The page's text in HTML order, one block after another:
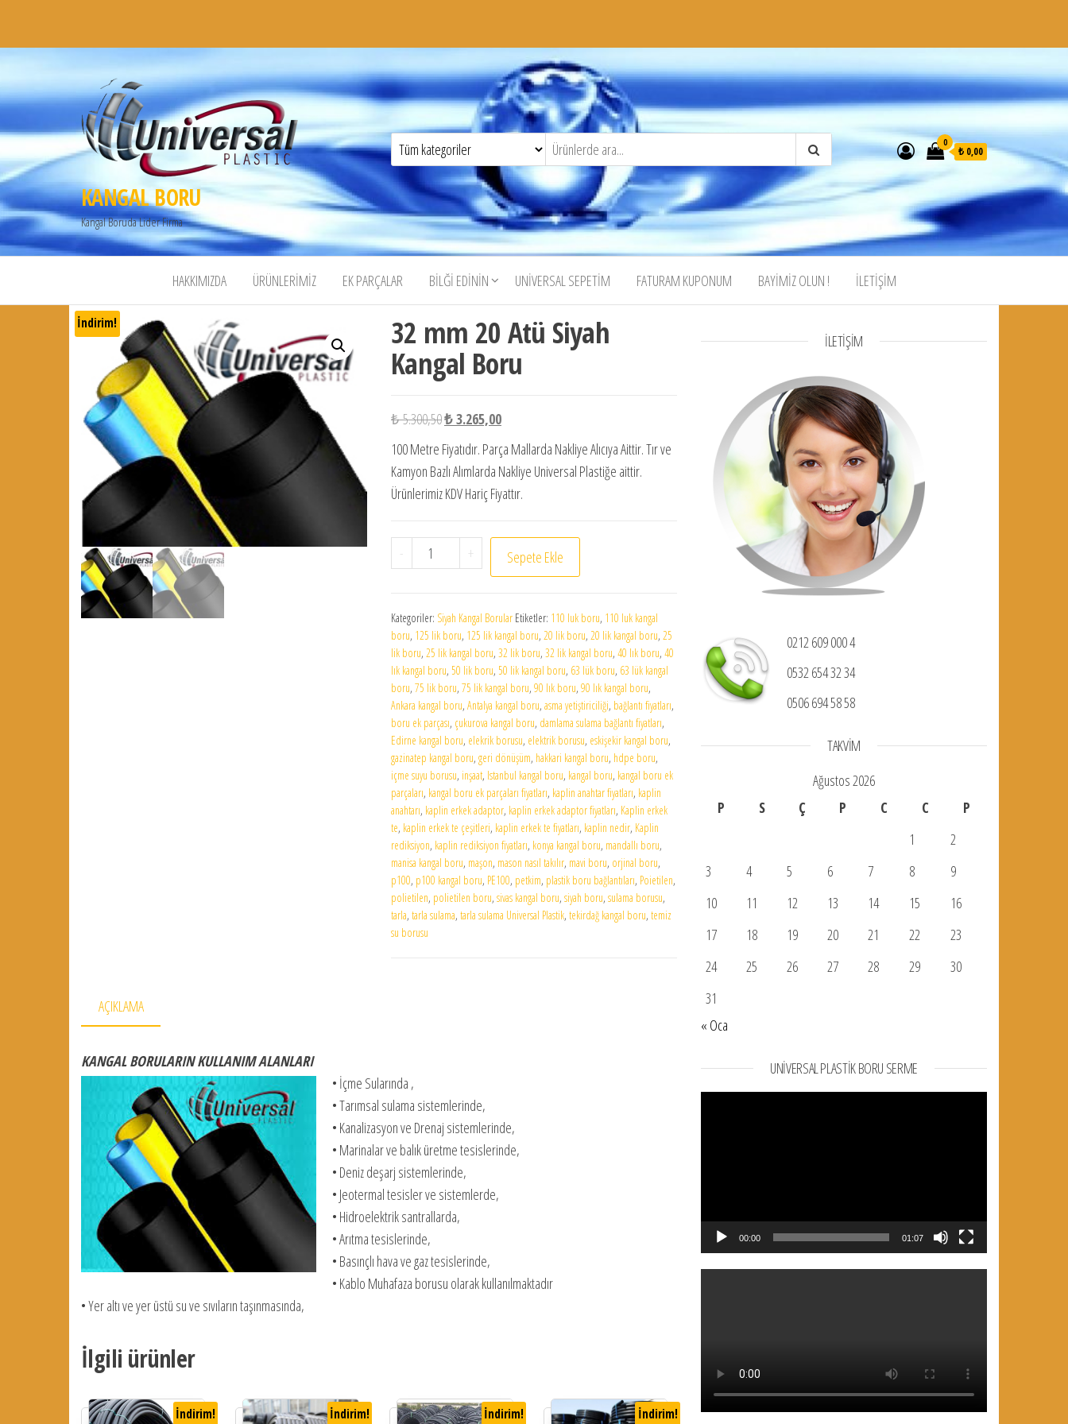
KANGAL BORU
Kangal Boruda Lider Firma
0
₺ 0,00
HAKKIMIZDA ÜRÜNLERIMIZ EK PARÇALAR BILĞI EDININ UNIVERSAL SEPETIM FATURAM KUPONUM BAYIMIZ OLUN ! İLETİŞİM
İndirim! 32 mm 20 Atü Siyah
Kangal Boru
₺5.300,50Orijinal fiyat: ₺ 5.300,50.
₺3.265,00Şu andaki fiyat: ₺ 3.265,00.
100 Metre Fiyatıdır. Parça Mallarda Nakliye Alıcıya Aittir. Tır ve
Kamyon Bazlı Alımlarda Nakliye Universal Plastiğe aittir.
Ürünlerimiz KDV Hariç Fiyattır.
- 32 mm 20 Atü Siyah Kangal Boru adet
+ Sepete Ekle
Kategoriler: Siyah Kangal Borular Etiketler: 110 luk boru, 110 luk kangal
boru, 125 lik boru, 125 lik kangal boru, 20 lik boru, 20 lik kangal boru, 25
lik boru, 25 lik kangal boru, 32 lik boru, 32 lik kangal boru, 40 lık boru, 40
lık kangal boru, 50 lik boru, 50 lik kangal boru, 63 lük boru, 63 lük kangal
boru, 75 lik boru, 75 lik kangal boru, 90 lık boru, 90 lık kangal boru,
Ankara kangal boru, Antalya kangal boru, asma yetiştiriciliği, bağlantı fiyatları,
boru ek parçası, çukurova kangal boru, damlama sulama bağlantı fiyatları,
Edirne kangal boru, elekrik borusu, elektrik borusu, eskişekir kangal boru,
gazinatep kangal boru, geri dönüşüm, hakkari kangal boru, hdpe boru,
içme suyu borusu, inşaat, Istanbul kangal boru, kangal boru, kangal boru ek
parçaları, kangal boru ek parçaları fiyatları, kaplin anahtar fiyatları, kaplin
anahtarı, kaplin erkek adaptor, kaplin erkek adaptor fiyatları, Kaplin erkek
te, kaplin erkek te çeşitleri, kaplin erkek te fiyatları, kaplin nedir, Kaplin
rediksiyon, kaplin rediksiyon fiyatları, konya kangal boru, mandallı boru,
manisa kangal boru, maşon, mason nasıl takılır, mavi boru, orjinal boru,
p100, p100 kangal boru, PE100, petkim, plastik boru bağlantıları, Poietilen,
polietilen, polietilen boru, sivas kangal boru, siyah boru, sulama borusu,
tarla, tarla sulama, tarla sulama Universal Plastik, tekirdağ kangal boru, temiz
su borusu
AÇIKLAMA
KANGAL BORULARIN KULLANIM ALANLARI
• İçme Sularında ,
• Tarımsal sulama sistemlerinde,
• Kanalizasyon ve Drenaj sistemlerinde,
• Marinalar ve balık üretme tesislerinde,
• Deniz deşarj sistemlerinde,
• Jeotermal tesisler ve sistemlerde,
• Hidroelektrik santrallarda,
• Arıtma tesislerinde,
• Basınçlı hava ve gaz tesislerinde,
• Kablo Muhafaza borusu olarak kullanılmaktadır
• Yer altı ve yer üstü su ve sıvıların taşınmasında,
İlgili ürünler
İndirim! İndirim! İndirim! İndirim!
İLETİŞİM
0212 609 000 4
0532 654 32 34
0506 694 58 58
TAKVIM
Ağustos 2026
P
S Ç P C C
P
1
2
3
4 5 6 7 8
9
10
11 12 13 14 15
16
17
18 19 20 21 22
23
24
25 26 27 28 29
30
31
« Oca
UNIVERSAL PLASTIK BORU SERME
00:00 01:07